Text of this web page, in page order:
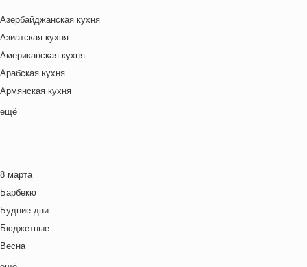
Азербайджанская кухня
Азиатская кухня
Американская кухня
Арабская кухня
Армянская кухня
Белорусская
Венгерская кухня
Греческая кухня
Грузинская кухня
Еврейская кухня
Европейская кухня
ещё
8 марта
Барбекю
Будние дни
Бюджетные
Весна
Выходные дни